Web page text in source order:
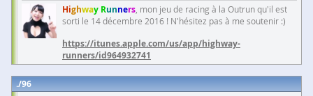
Highway Runners , mon jeu de racing à la Outrun qu'il est
sorti le 14 décembre 2016 ! N'hésitez pas à me soutenir :)
https://itunes.apple.com/us/app/highway-
runners/id964932741
96